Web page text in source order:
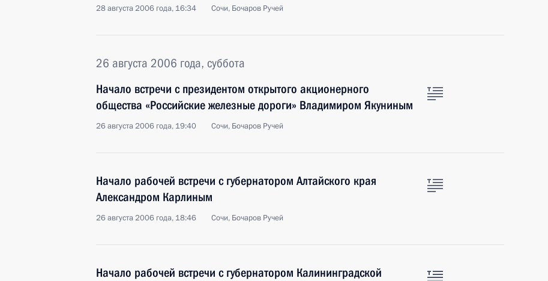
28 августа 2006 года, 16:34 Сочи, Бочаров Ручей
26 августа 2006 года, суббота
Начало встречи с президентом открытого акционерного
общества «Российские железные дороги» Владимиром Якуниным
26 августа 2006 года, 19:40 Сочи, Бочаров Ручей
Начало рабочей встречи с губернатором Алтайского края
Александром Карлиным
26 августа 2006 года, 18:46 Сочи, Бочаров Ручей
Начало рабочей встречи с губернатором Калининградской